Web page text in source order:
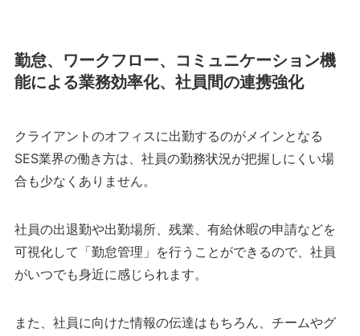
勤怠、ワークフロー、コミュニケーション機
能による業務効率化、社員間の連携強化
クライアントのオフィスに出勤するのがメインとなる
SES業界の働き方は、社員の勤務状況が把握しにくい場
合も少なくありません。
社員の出退勤や出勤場所、残業、有給休暇の申請などを
可視化して「勤怠管理」を行うことができるので、社員
がいつでも身近に感じられます。
また、社員に向けた情報の伝達はもちろん、チームやグ